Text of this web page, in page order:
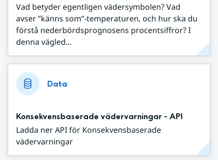
Vad betyder egentligen vädersymbolen? Vad
avser ”känns som”-temperaturen, och hur ska du
förstå nederbördsprognosens procentsiffror? I
denna vägled...
Data
Konsekvensbaserade vädervarningar - API
Ladda ner API för Konsekvensbaserade
vädervarningar